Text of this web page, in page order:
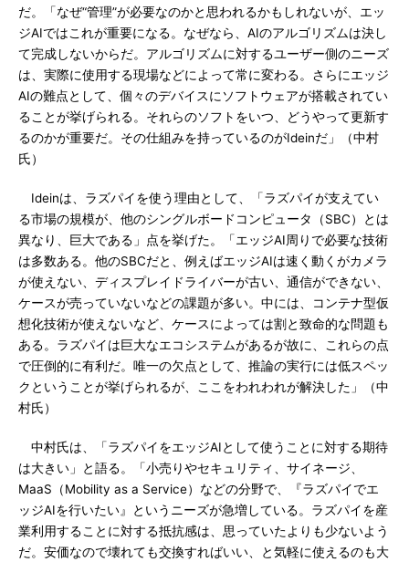
だ。「なぜ“管理”が必要なのかと思われるかもしれないが、エッ
ジAIではこれが重要になる。なぜなら、AIのアルゴリズムは決し
て完成しないからだ。アルゴリズムに対するユーザー側のニーズ
は、実際に使用する現場などによって常に変わる。さらにエッジ
AIの難点として、個々のデバイスにソフトウェアが搭載されてい
ることが挙げられる。それらのソフトをいつ、どうやって更新す
るのかが重要だ。その仕組みを持っているのがIdeinだ」（中村
氏）
Ideinは、ラズパイを使う理由として、「ラズパイが支えてい
る市場の規模が、他のシングルボードコンピュータ（SBC）とは
異なり、巨大である」点を挙げた。「エッジAI周りで必要な技術
は多数ある。他のSBCだと、例えばエッジAIは速く動くがカメラ
が使えない、ディスプレイドライバーが古い、通信ができない、
ケースが売っていないなどの課題が多い。中には、コンテナ型仮
想化技術が使えないなど、ケースによっては割と致命的な問題も
ある。ラズパイは巨大なエコシステムがあるが故に、これらの点
で圧倒的に有利だ。唯一の欠点として、推論の実行には低スペッ
クということが挙げられるが、ここをわれわれが解決した」（中
村氏）
中村氏は、「ラズパイをエッジAIとして使うことに対する期待
は大きい」と語る。「小売りやセキュリティ、サイネージ、
MaaS（Mobility as a Service）などの分野で、『ラズパイでエ
ッジAIを行いたい』というニーズが急増している。ラズパイを産
業利用することに対する抵抗感は、思っていたよりも少ないよう
だ。安価なので壊れても交換すればいい、と気軽に使えるのも大